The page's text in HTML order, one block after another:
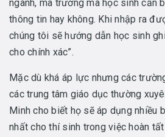
ngành, mã trường mà học sinh cần
thông tin hay không. Khi nhập ra
chúng tôi sẽ hướng dẫn học sinh
cho chính xác”.
Mặc dù khá áp lực nhưng các
các trung tâm giáo dục thường
Minh cho biết họ sẽ áp dụng nhiều
nhất cho thí sinh trong việc hoàn